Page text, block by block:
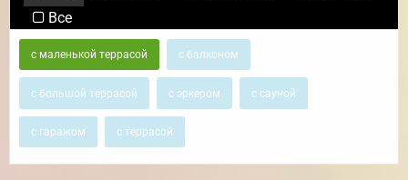
Все
с маленькой террасой с балконом
с большой террасой с эркером с сауной
с гаражом с террасой